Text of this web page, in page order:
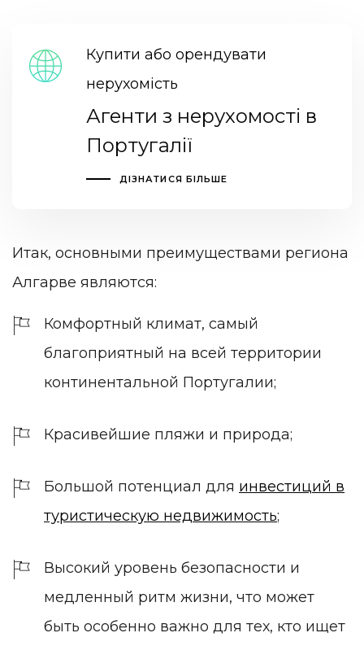
Купити або орендувати
нерухомість
Агенти з нерухомості в
Португалії
ДІЗНАТИСЯ БІЛЬШЕ
Итак, основными преимуществами региона
Алгарве являются:
Комфортный климат, самый
благоприятный на всей территории
континентальной Португалии;
Красивейшие пляжи и природа;
Большой потенциал для инвестиций в
туристическую недвижимость;
Высокий уровень безопасности и
медленный ритм жизни, что может
быть особенно важно для тех, кто ищет